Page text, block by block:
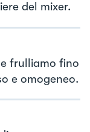
del mixer.
frulliamo fino
e omogeneo.